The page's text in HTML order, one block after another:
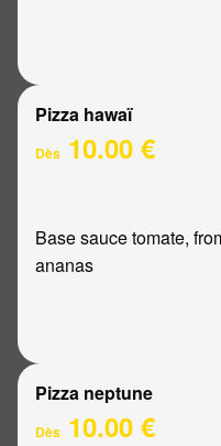
Pizza hawaï
Dès 10.00 €
Base sauce tomate,
ananas
Pizza neptune
Dès 10.00 €